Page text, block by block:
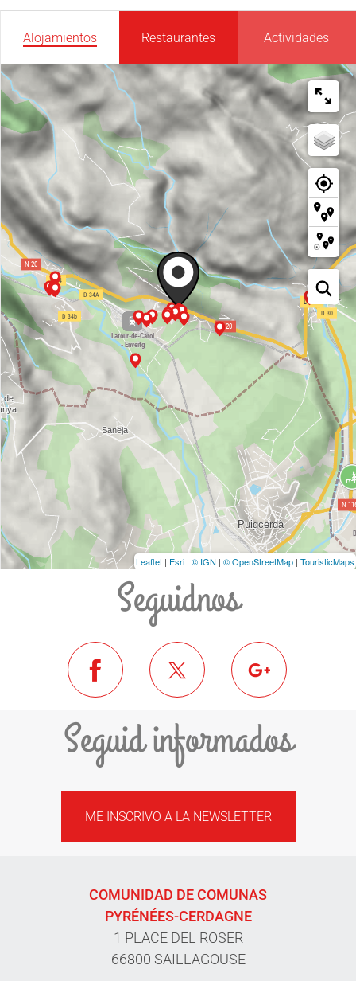
Alojamientos Restaurantes Actividades
Leaflet | Esri | © IGN | © OpenStreetMap | TouristicMaps
Seguidnos
Seguid informados
ME INSCRIVO A LA NEWSLETTER
COMUNIDAD DE COMUNAS
PYRÉNÉES-CERDAGNE
1 PLACE DEL ROSER
66800 SAILLAGOUSE